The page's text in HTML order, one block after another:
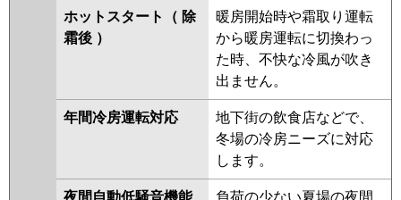
ホットスタート（ 除
霜後 ）
暖房開始時や霜取り運転
から暖房運転に切換わっ
た時、不快な冷風が吹き
出ません。
年間冷房運転対応
地下街の飲食店などで、
冬場の冷房ニーズに対応
します。